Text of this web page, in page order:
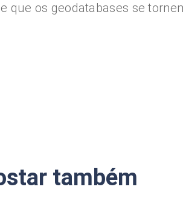
que os geodatabases se
também